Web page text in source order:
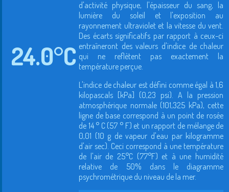
24.0°C
d'activité physique, l'épaisseur du sang, la
lumière du soleil et l'exposition au
rayonnement ultraviolet et la vitesse du vent.
Des écarts significatifs par rapport à ceux-ci
entraîneront des valeurs d'indice de chaleur
qui ne reflètent pas exactement la
température perçue.
L'indice de chaleur est défini comme égal à 1,6
kilopascals [kPa] (0,23 psi). A la pression
atmosphérique normale (101,325 kPa), cette
ligne de base correspond à un point de rosée
de 14 ° C (57 ° F) et un rapport de mélange de
0,01 (10 g de vapeur d'eau par kilogramme
d'air sec). Ceci correspond à une température
de l'air de 25°C (77°F) et à une humidité
relative de 50% dans le diagramme
psychrométrique du niveau de la mer.